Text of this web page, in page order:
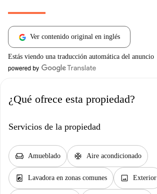
Ver contenido original en inglés
Estás viendo una traducción automática del anuncio
¿Qué ofrece esta propiedad?
Servicios de la propiedad
chair Amueblado ac_unit Aire acondicionado
local_laundry_service Lavadora en zonas comunes image Exterior